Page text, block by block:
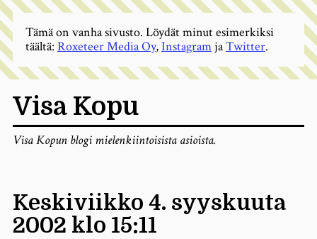
Visa Kopu
Visa Kopun blogi mielenkiintoisista asioista.
Keskiviikko 4. syyskuuta
2002 klo 15:11
Tämä on vanha sivusto. Löydät minut esimerkiksi
täältä: Roxeteer Media Oy,InstagramjaTwitter.